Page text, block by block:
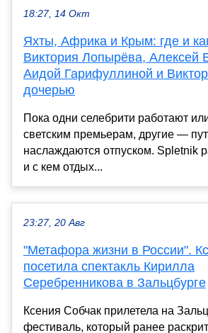
18:27, 14 Окт
Яхты, Африка и Крым: где и
Виктория Лопырёва, Алексей
Аидой Гарифуллиной и
дочерью
Пока одни селебрити работают
светским премьерам, другие —
наслаждаются отпуском. Spletnik
и с кем отдых...
23:27, 20 Авг
"Метафора жизни в России".
посетила спектакль Кирилла
Серебренникова в Зальцбурге
Ксения Собчак прилетела на
фестиваль, который ранее